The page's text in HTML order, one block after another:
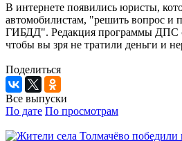
В интернете появились юристы,
автомобилистам, "решить вопрос и
ГИБДД". Редакция программы ДПС
чтобы вы зря не тратили деньги и
Поделиться
Все выпуски
По дате По просмотрам